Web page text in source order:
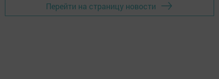
Перейти на страницу новости